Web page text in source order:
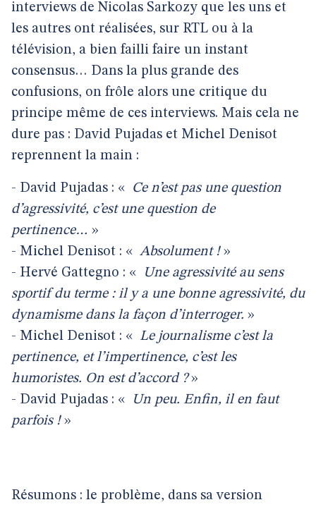
interviews de Nicolas Sarkozy que les uns et
les autres ont réalisées, sur RTL ou à la
télévision, a bien failli faire un instant
consensus… Dans la plus grande des
confusions, on frôle alors une critique du
principe même de ces interviews. Mais cela ne
dure pas : David Pujadas et Michel Denisot
reprennent la main :
- David Pujadas : « Ce n’est pas une question
d’agressivité, c’est une question de
pertinence… »
- Michel Denisot : « Absolument !»
- Hervé Gattegno : «
Une agressivité au sens
sportif du terme : il y a une bonne agressivité, du
dynamisme dans la façon d’interroger. »
- Michel Denisot : « Le journalisme c’est la
pertinence, et l’impertinence, c’est les
humoristes. On est d’accord ?»
- David Pujadas : «
Un peu. Enfin, il en faut
parfois !»
Résumons : le problème, dans sa version